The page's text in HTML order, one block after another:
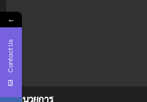
ผู้อำนวยการ
←
Contact Us